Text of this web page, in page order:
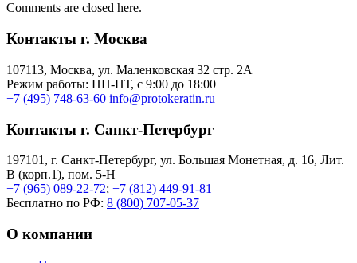
Comments are closed here.
Контакты г. Москва
107113, Moсква, ул. Маленковская 32 стр. 2А
Режим работы: ПН-ПТ, с 9:00 до 18:00
+7 (495) 748-63-60 info@protokeratin.ru
Контакты г. Санкт-Петербург
197101, г. Санкт-Петербург, ул. Большая Монетная, д. 16, Лит.
В (корп.1), пом. 5-Н
+7 (965) 089-22-72; +7 (812) 449-91-81
Бесплатно по РФ: 8 (800) 707-05-37
О компании